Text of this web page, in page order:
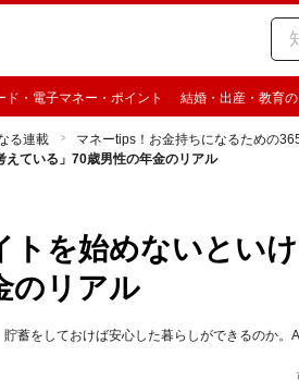
ド・電子マネー・ポイント 結婚・出産・教育
る連載
マネーtips！お金持ちになるための
えている」70歳男性の年金のリアル
トを始めないとい
のリアル
蓄をしておけば安心した暮らしができるのか。